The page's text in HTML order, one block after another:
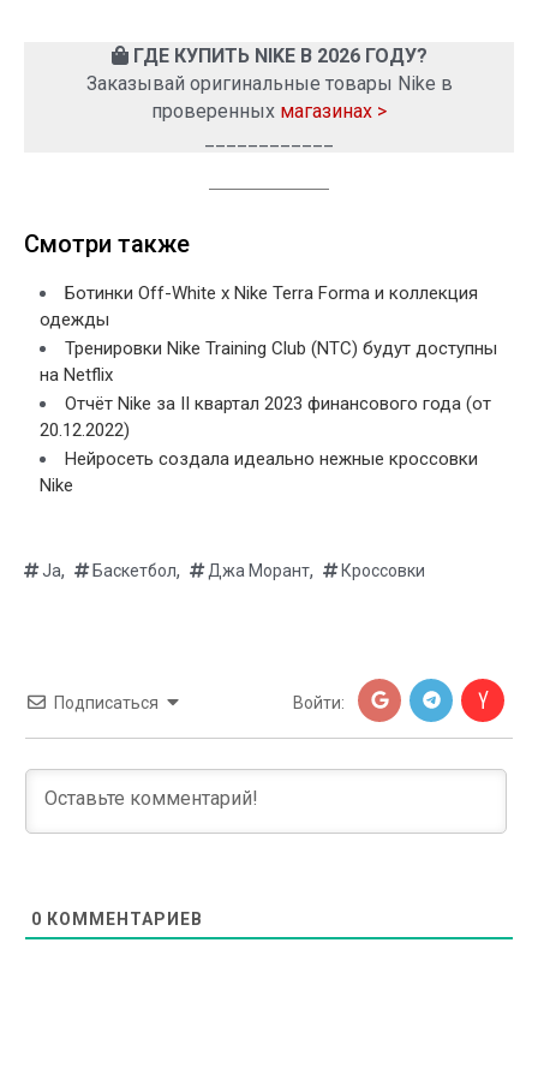
ГДЕ КУПИТЬ NIKE В 2026 ГОДУ?
Заказывай оригинальные товары Nike в
проверенных магазинах >
Смотри также
Ботинки Off-White x Nike Terra Forma и коллекция
одежды
Тренировки Nike Training Club (NTC) будут доступны
на Netflix
Отчёт Nike за II квартал 2023 финансового года (от
20.12.2022)
Нейросеть создала идеально нежные кроссовки
Nike
Ja, Баскетбол, Джа Морант, Кроссовки
Подписаться Войти:
0 КОММЕНТАРИЕВ